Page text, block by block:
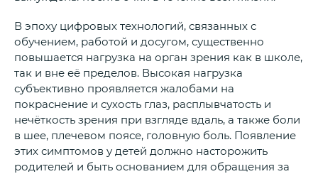
В эпоху цифровых технологий, связанных с
обучением, работой и досугом, существенно
повышается нагрузка на орган зрения как в школе,
так и вне её пределов. Высокая нагрузка
субъективно проявляется жалобами на
покраснение и сухость глаз, расплывчатость и
нечёткость зрения при взгляде вдаль, а также боли
в шее, плечевом поясе, головную боль. Появление
этих симптомов у детей должно насторожить
родителей и быть основанием для обращения за